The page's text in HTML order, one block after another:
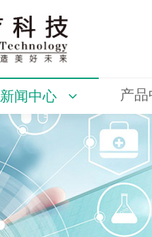
新闻中心 产品